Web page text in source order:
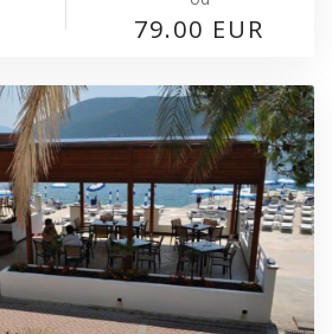
79.00 EUR